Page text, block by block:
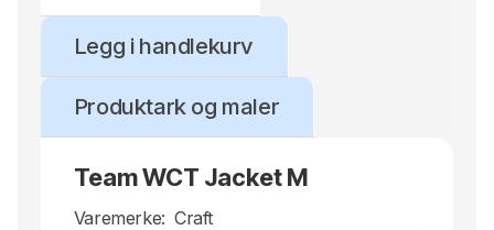
Legg i handlekurv
Produktark og maler
Team WCT Jacket M
Varemerke: Craft